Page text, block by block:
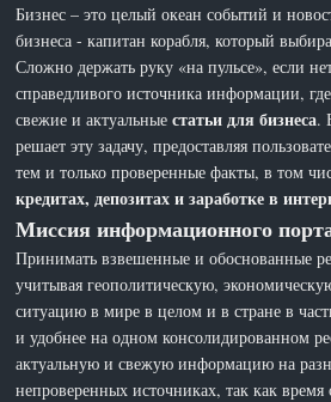
Бизнес – это целый океан событий и
бизнеса - капитан корабля, который
Сложно держать руку «на пульсе», если
справедливого источника информации,
свежие и актуальныестатьи для бизнеса.
решает эту задачу, предоставляя
тем и только проверенные факты, в том
кредитах, депозитах и заработке в
Миссия информационного
Принимать взвешенные и обоснованные
учитывая геополитическую,
ситуацию в мире в целом и в стране в
и удобнее на одном консолидированном
актуальную и свежую информацию на
непроверенных источниках, так как время